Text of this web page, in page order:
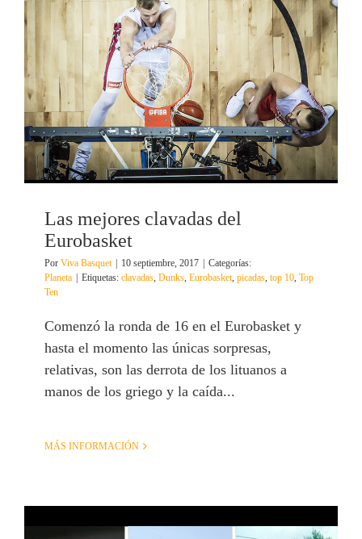
Las mejores clavadas del
Eurobasket
Por Viva Basquet 10 septiembre, 2017
Categorías:
Planeta
Etiquetas: clavadas, Dunks, Eurobasket, picadas, top 10, Top
Ten
Comenzó la ronda de 16 en el Eurobasket y
hasta el momento las únicas sorpresas,
relativas, son las derrota de los lituanos a
manos de los griego y la caída...
MÁS INFORMACIÓN